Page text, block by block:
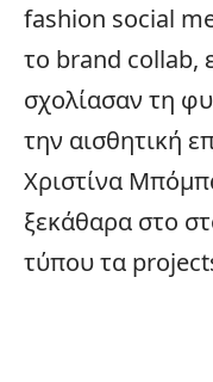
fashion social
το brand collab,
σχολίασαν τη
την αισθητική
Χριστίνα
ξεκάθαρα στο
τύπου τα